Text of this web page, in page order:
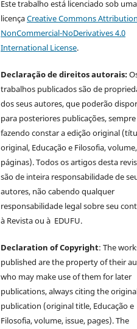
Este trabalho está licenciado sob uma
licençaCreative Commons
NonCommercial-NoDerivatives 4.0
International License.
Declaração de direitos autorais:
trabalhos publicados são de
dos seus autores, que poderão
para posteriores publicações, sempre
fazendo constar a edição original
original, Educação e Filosofia,
páginas). Todos os artigos desta
são de inteira responsabilidade de
autores, não cabendo qualquer
responsabilidade legal sobre seu
à Revista ou à EDUFU.
Declaration of Copyright: The
published are the property of their
who may make use of them for later
publications, always citing the
publication (original title, Educação e
Filosofia, volume, issue, pages). The